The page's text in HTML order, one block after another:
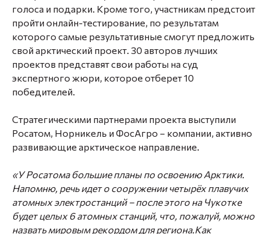
голоса и подарки. Кроме того, участникам предстоит
пройти онлайн-тестирование, по результатам
которого самые результативные смогут предложить
свой арктический проект. 30 авторов лучших
проектов представят свои работы на суд
экспертного жюри, которое отберет 10
победителей.
Стратегическими партнерами проекта выступили
Росатом, Норникель и ФосАгро – компании, активно
развивающие арктическое направление.
«У Росатома большие планы по освоению Арктики.
Напомню, речь идет о сооружении четырёх плавучих
атомных электростанций – после этого на Чукотке
будет целых 6 атомных станций, что, пожалуй, можно
назвать мировым рекордом для региона.Как